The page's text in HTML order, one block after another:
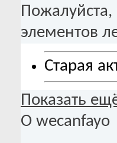
Пожалуйста,
элементов
Старая
Показать
О wecanfayo